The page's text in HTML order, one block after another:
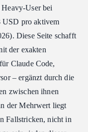
des Cheatsheets
Cheatsheet zu
User bei
USD pro aktivem
Diese Seite schafft
der exakten
Claude Code,
– ergänzt durch die
zwischen ihnen
der Mehrwert liegt
Fallstricken, nicht in